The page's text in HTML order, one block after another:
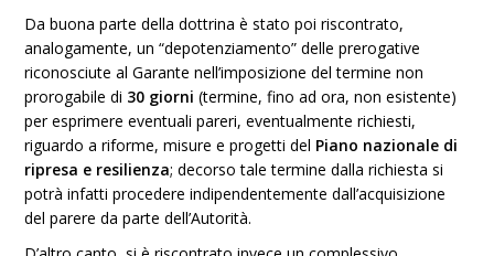
Da buona parte della dottrina è stato poi riscontrato,
analogamente, un “depotenziamento” delle prerogative
riconosciute al Garante nell’imposizione del termine non
prorogabile di 30 giorni (termine, fino ad ora, non esistente)
per esprimere eventuali pareri, eventualmente richiesti,
riguardo a riforme, misure e progetti del Piano nazionale di
ripresa e resilienza; decorso tale termine dalla richiesta si
potrà infatti procedere indipendentemente dall’acquisizione
del parere da parte dell’Autorità.